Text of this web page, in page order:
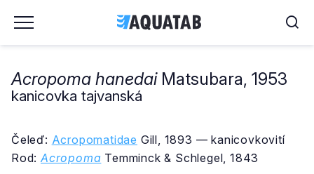
Acropoma hanedaiMatsubara, 1953
kanicovka tajvanská
Čeleď: Acropomatidae Gill, 1893 — kanicovkovití
Rod: Acropoma Temminck & Schlegel, 1843